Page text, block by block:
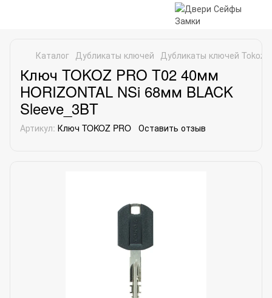
Каталог Дубликаты ключей Дубликаты ключей Tokoz
Ключ TOKOZ PRO T02 40мм
HORIZONTAL NSi 68мм BLACK
Sleeve_3BT
Артикул: Ключ TOKOZ PRO Оставить отзыв